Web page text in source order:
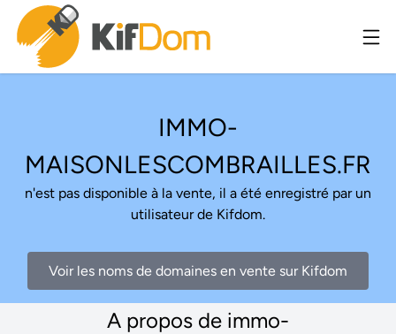
IMMO-
MAISONLESCOMBRAILLES.FR
n'est pas disponible à la vente, il a été enregistré par un
utilisateur de Kifdom.
Voir les noms de domaines en vente sur Kifdom
A propos de immo-